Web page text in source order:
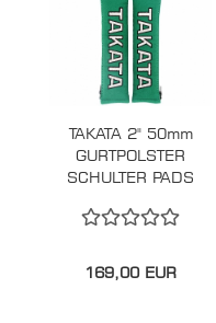
TAKATA 2" 50mm
GURTPOLSTER
SCHULTER PADS
169,00 EUR